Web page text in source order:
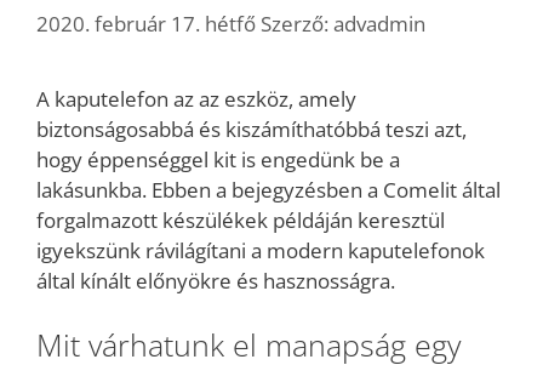
2020. február 17. hétfő Szerző: advadmin
A kaputelefon az az eszköz, amely
biztonságosabbá és kiszámíthatóbbá teszi azt,
hogy éppenséggel kit is engedünk be a
lakásunkba. Ebben a bejegyzésben a Comelit által
forgalmazott készülékek példáján keresztül
igyekszünk rávilágítani a modern kaputelefonok
által kínált előnyökre és hasznosságra.
Mit várhatunk el manapság egy